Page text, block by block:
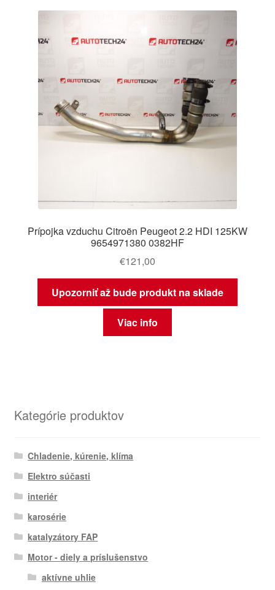
Prípojka vzduchu Citroën Peugeot 2.2 HDI 125KW
9654971380 0382HF
€121,00
Upozorniť až bude produkt na sklade
Viac info
Kategórie produktov
Chladenie, kúrenie, klíma
Elektro súčasti
interiér
karosérie
katalyzátory FAP
Motor - diely a príslušenstvo
aktívne uhlie